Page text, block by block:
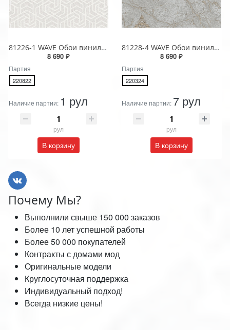
81226-1 WAVE Обои виниловые на бумажной основе 1.06*15.5
8 690 ₽
Партия
220822
Наличие партии: 1 рул
рул
В корзину
81228-4 WAVE Обои виниловые на бумажной основе 1.06*15.5
8 690 ₽
Партия
220324
Наличие партии: 7 рул
рул
В корзину
Почему Мы?
Выполнили свыше 150 000 заказов
Более 10 лет успешной работы
Более 50 000 покупателей
Контракты с домами мод
Оригинальные модели
Круглосуточная поддержка
Индивидуальный подход!
Всегда низкие цены!